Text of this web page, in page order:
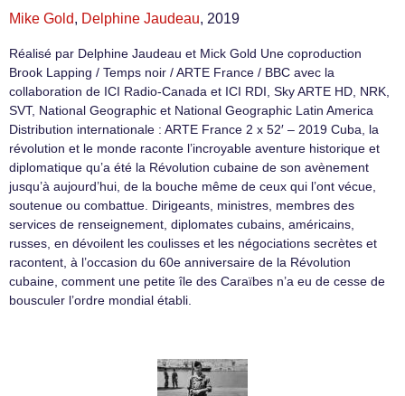
Mike Gold, Delphine Jaudeau, 2019
Réalisé par Delphine Jaudeau et Mick Gold Une coproduction
Brook Lapping / Temps noir / ARTE France / BBC avec la
collaboration de ICI Radio-Canada et ICI RDI, Sky ARTE HD, NRK,
SVT, National Geographic et National Geographic Latin America
Distribution internationale : ARTE France 2 x 52′ – 2019 Cuba, la
révolution et le monde raconte l’incroyable aventure historique et
diplomatique qu’a été la Révolution cubaine de son avènement
jusqu’à aujourd’hui, de la bouche même de ceux qui l’ont vécue,
soutenue ou combattue. Dirigeants, ministres, membres des
services de renseignement, diplomates cubains, américains,
russes, en dévoilent les coulisses et les négociations secrètes et
racontent, à l’occasion du 60e anniversaire de la Révolution
cubaine, comment une petite île des Caraïbes n’a eu de cesse de
bousculer l’ordre mondial établi.